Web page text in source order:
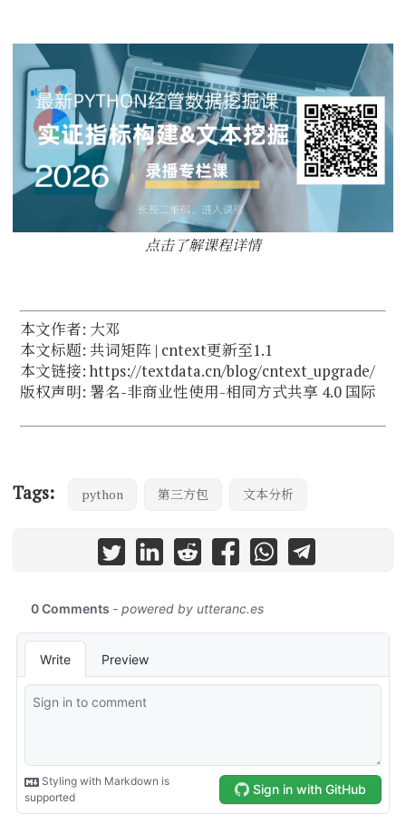
点击了解课程详情
本文作者: 大邓
本文标题: 共词矩阵 | cntext更新至1.1
本文链接: https://textdata.cn/blog/cntext_upgrade/
版权声明: 署名-非商业性使用-相同方式共享 4.0 国际
Tags: python 第三方包 文本分析